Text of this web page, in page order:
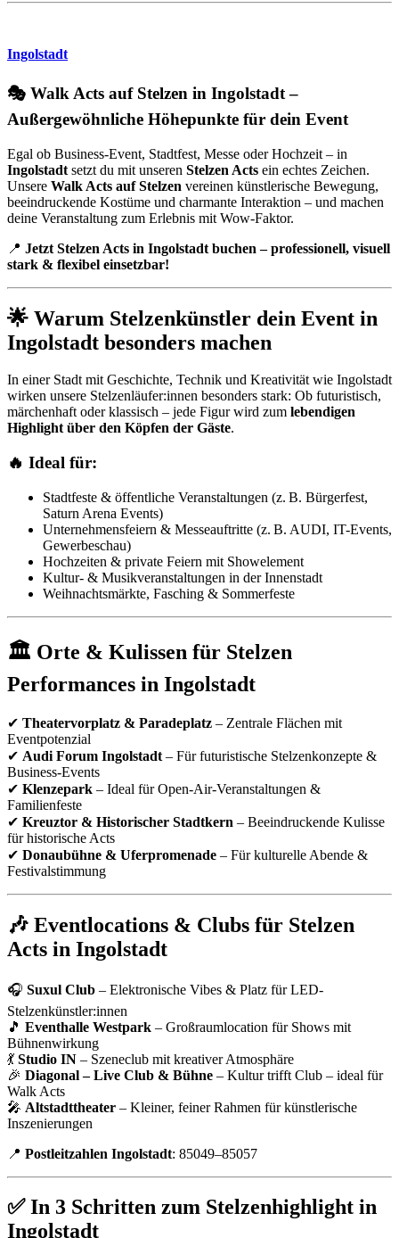
Ingolstadt
🎭 Walk Acts auf Stelzen in Ingolstadt –
Außergewöhnliche Höhepunkte für dein Event
Egal ob Business-Event, Stadtfest, Messe oder Hochzeit – in
Ingolstadt setzt du mit unseren Stelzen Acts ein echtes Zeichen.
Unsere Walk Acts auf Stelzen vereinen künstlerische Bewegung,
beeindruckende Kostüme und charmante Interaktion – und machen
deine Veranstaltung zum Erlebnis mit Wow-Faktor.
📍 Jetzt Stelzen Acts in Ingolstadt buchen – professionell, visuell
stark & flexibel einsetzbar!
🌟 Warum Stelzenkünstler dein Event in
Ingolstadt besonders machen
In einer Stadt mit Geschichte, Technik und Kreativität wie Ingolstadt
wirken unsere Stelzenläufer:innen besonders stark: Ob futuristisch,
märchenhaft oder klassisch – jede Figur wird zum lebendigen
Highlight über den Köpfen der Gäste.
🔥 Ideal für:
Stadtfeste & öffentliche Veranstaltungen (z. B. Bürgerfest,
Saturn Arena Events)
Unternehmensfeiern & Messeauftritte (z. B. AUDI, IT-Events,
Gewerbeschau)
Hochzeiten & private Feiern mit Showelement
Kultur- & Musikveranstaltungen in der Innenstadt
Weihnachtsmärkte, Fasching & Sommerfeste
🏛 Orte & Kulissen für Stelzen
Performances in Ingolstadt
✔ Theatervorplatz & Paradeplatz – Zentrale Flächen mit
Eventpotenzial
✔ Audi Forum Ingolstadt – Für futuristische Stelzenkonzepte &
Business-Events
✔ Klenzepark – Ideal für Open-Air-Veranstaltungen &
Familienfeste
✔ Kreuztor & Historischer Stadtkern – Beeindruckende Kulisse
für historische Acts
✔ Donaubühne & Uferpromenade – Für kulturelle Abende &
Festivalstimmung
🎶 Eventlocations & Clubs für Stelzen
Acts in Ingolstadt
🎧 Suxul Club – Elektronische Vibes & Platz für LED-
Stelzenkünstler:innen
🎵 Eventhalle Westpark – Großraumlocation für Shows mit
Bühnenwirkung
💃 Studio IN – Szeneclub mit kreativer Atmosphäre
🎉 Diagonal – Live Club & Bühne – Kultur trifft Club – ideal für
Walk Acts
🎤 Altstadttheater – Kleiner, feiner Rahmen für künstlerische
Inszenierungen
📍 Postleitzahlen Ingolstadt: 85049–85057
✅ In 3 Schritten zum Stelzenhighlight in
Ingolstadt